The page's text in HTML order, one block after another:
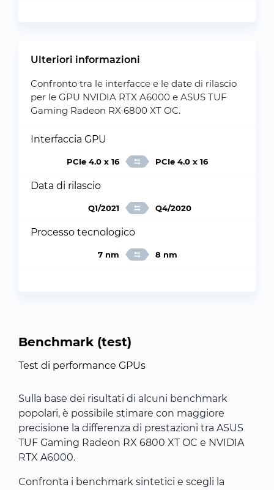
Ulteriori informazioni
Confronto tra le interfacce e le date di rilascio
per le GPU NVIDIA RTX A6000 e ASUS TUF
Gaming Radeon RX 6800 XT OC.
Interfaccia GPU
PCIe 4.0 x 16 PCIe 4.0 x 16
Data di rilascio
Q1/2021 Q4/2020
Processo tecnologico
7 nm 8 nm
Benchmark (test)
Test di performance GPUs
Sulla base dei risultati di alcuni benchmark
popolari, è possibile stimare con maggiore
precisione la differenza di prestazioni tra ASUS
TUF Gaming Radeon RX 6800 XT OC e NVIDIA
RTX A6000.
Confronta i benchmark sintetici e scegli la